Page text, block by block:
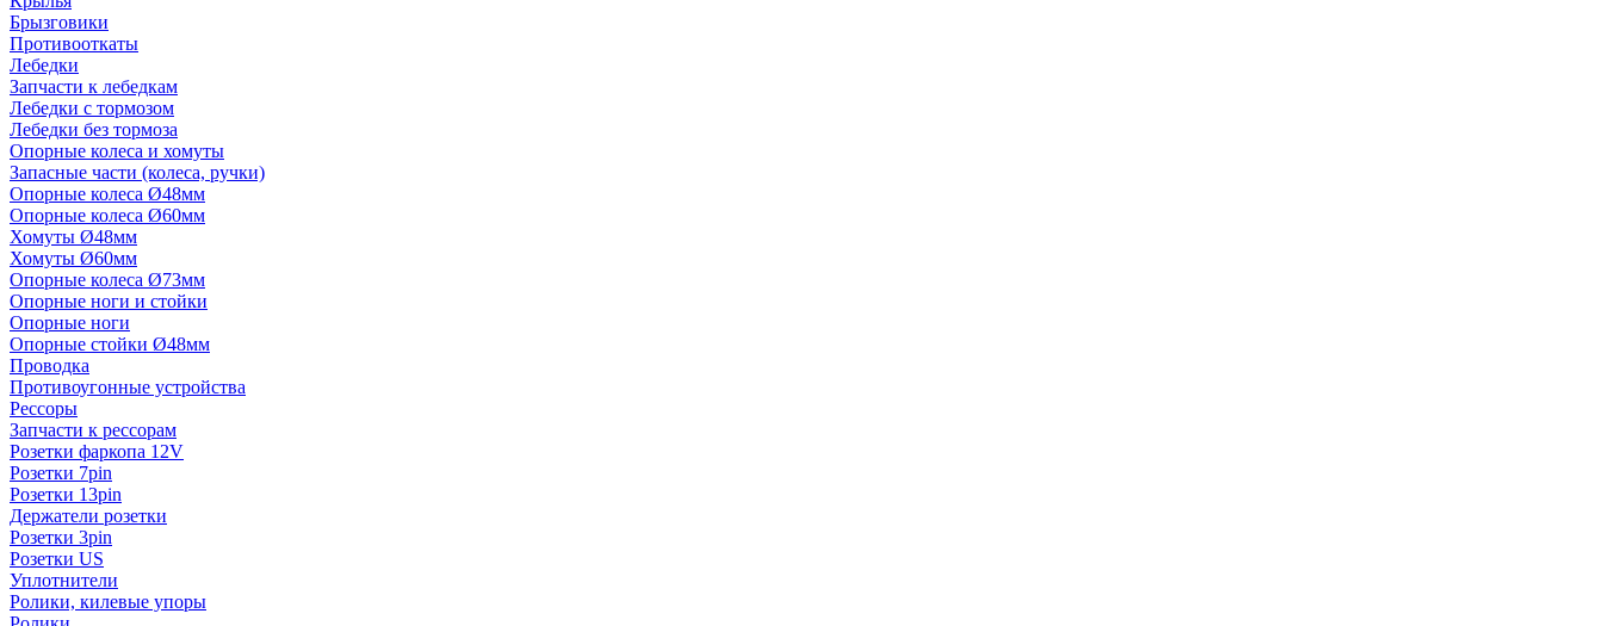
Брызговики
Противооткаты
Лебедки
Запчасти к лебедкам
Лебедки с тормозом
Лебедки без тормоза
Опорные колеса и хомуты
Запасные части (колеса, ручки)
Опорные колеса Ø48мм
Опорные колеса Ø60мм
Хомуты Ø48мм
Хомуты Ø60мм
Опорные колеса Ø73мм
Опорные ноги и стойки
Опорные ноги
Опорные стойки Ø48мм
Проводка
Противоугонные устройства
Рессоры
Запчасти к рессорам
Розетки фаркопа 12V
Розетки 7pin
Розетки 13pin
Держатели розетки
Розетки 3pin
Розетки US
Уплотнители
Ролики, килевые упоры